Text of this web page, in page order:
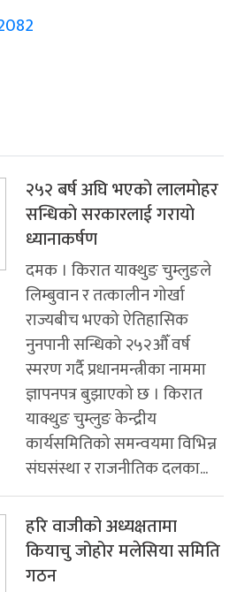
२५२ बर्ष अघि भएकाे लालमाेहर
सन्धिकाे सरकारलाई गरायाे
ध्यानाकर्षण
दमक । किरात याक्थुङ चुम्लुङले
लिम्बुवान र तत्कालीन गोर्खा
राज्यबीच भएको ऐतिहासिक
नुनपानी सन्धिको २५२औँ वर्ष
स्मरण गर्दै प्रधानमन्त्रीका नाममा
ज्ञापनपत्र बुझाएको छ । किरात
याक्थुङ चुम्लुङ केन्द्रीय
कार्यसमितिको समन्वयमा विभिन्न
संघसंस्था र राजनीतिक दलका...
हरि वाजीको अध्यक्षतामा
कियाचु जोहोर मलेसिया समिति
गठन